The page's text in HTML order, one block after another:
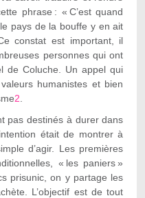
phrase : « C’est quand
pays de la bouffe y en ait
constat est important, il
personnes qui ont
de Coluche. Un appel qui
humanistes et bien
2
pas destinés à durer dans
était de montrer à
d’agir. Les premières
« les paniers »
prisunic, on y partage les
L’objectif est de tout